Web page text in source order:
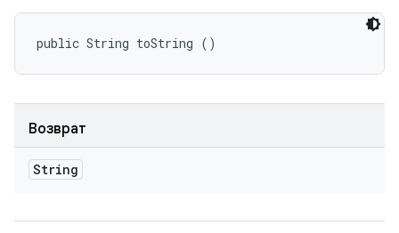
public String toString ()
Возврат
String